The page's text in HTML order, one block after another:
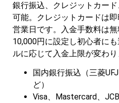
銀行振込、クレジットカー
可能。クレジットカードは
営業日です。入金手数料は
10,000円に設定し初心者に
ルに応じて入金上限が変わり
国内銀行振込（三菱
ど）
Visa、Mastercard、